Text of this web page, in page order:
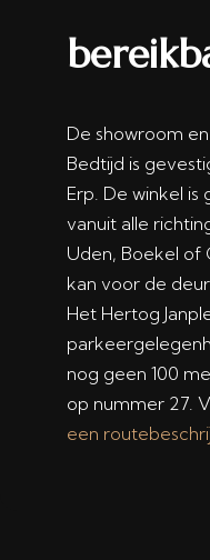
De showroom
Bedtijd is
Erp. De winkel
vanuit alle
Uden, Boekel
kan voor de
Het Hertog
nog geen 100
op nummer 27.
een